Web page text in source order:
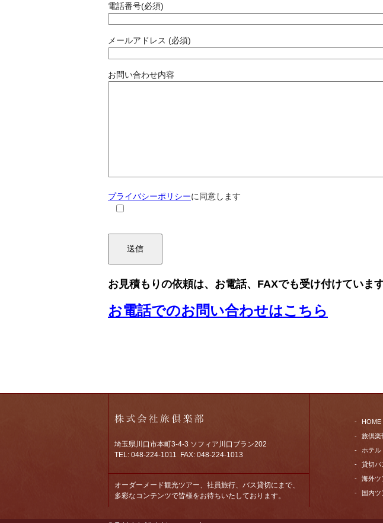
電話番号(必須)
メールアドレス (必須)
お問い合わせ内容
プライバシーポリシーに同意します
お見積もりの依頼は、お電話、FAXでも受け付けています
お電話でのお問い合わせはこちら
埼玉県川口市本町3-4-3 ソフィア川口ブラン202
TEL: 048-224-1011 FAX: 048-224-1013
オーダーメード観光ツアー、社員旅行、バス貸切にまで、
多彩なコンテンツで皆様をお待ちいたしております。
HOME
旅倶楽
ホテル
貸切バ
海外ツ
国内ツ